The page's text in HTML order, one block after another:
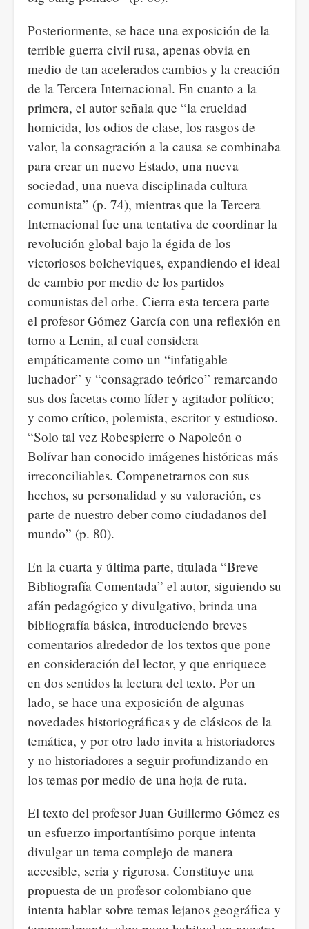
Posteriormente, se hace una exposición de la
terrible guerra civil rusa, apenas obvia en
medio de tan acelerados cambios y la creación
de la Tercera Internacional. En cuanto a la
primera, el autor señala que “la crueldad
homicida, los odios de clase, los rasgos de
valor, la consagración a la causa se combinaba
para crear un nuevo Estado, una nueva
sociedad, una nueva disciplinada cultura
comunista” (p. 74), mientras que la Tercera
Internacional fue una tentativa de coordinar la
revolución global bajo la égida de los
victoriosos bolcheviques, expandiendo el ideal
de cambio por medio de los partidos
comunistas del orbe. Cierra esta tercera parte
el profesor Gómez García con una reflexión en
torno a Lenin, al cual considera
empáticamente como un “infatigable
luchador” y “consagrado teórico” remarcando
sus dos facetas como líder y agitador político;
y como crítico, polemista, escritor y estudioso.
“Solo tal vez Robespierre o Napoleón o
Bolívar han conocido imágenes históricas más
irreconciliables. Compenetrarnos con sus
hechos, su personalidad y su valoración, es
parte de nuestro deber como ciudadanos del
mundo” (p. 80).
En la cuarta y última parte, titulada “Breve
Bibliografía Comentada” el autor, siguiendo su
afán pedagógico y divulgativo, brinda una
bibliografía básica, introduciendo breves
comentarios alrededor de los textos que pone
en consideración del lector, y que enriquece
en dos sentidos la lectura del texto. Por un
lado, se hace una exposición de algunas
novedades historiográficas y de clásicos de la
temática, y por otro lado invita a historiadores
y no historiadores a seguir profundizando en
los temas por medio de una hoja de ruta.
El texto del profesor Juan Guillermo Gómez es
un esfuerzo importantísimo porque intenta
divulgar un tema complejo de manera
accesible, seria y rigurosa. Constituye una
propuesta de un profesor colombiano que
intenta hablar sobre temas lejanos geográfica y